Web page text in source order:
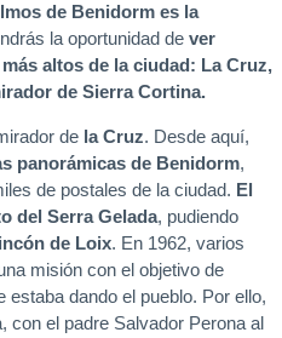
de Benidorm es la
la oportunidad de ver
altos de la ciudad: La Cruz,
de Sierra Cortina.
de la Cruz. Desde aquí,
panorámicas de Benidorm,
de postales de la ciudad. El
del Serra Gelada, pudiendo
de Loix. En 1962, varios
misión con el objetivo de
estaba dando el pueblo. Por ello,
con el padre Salvador Perona al